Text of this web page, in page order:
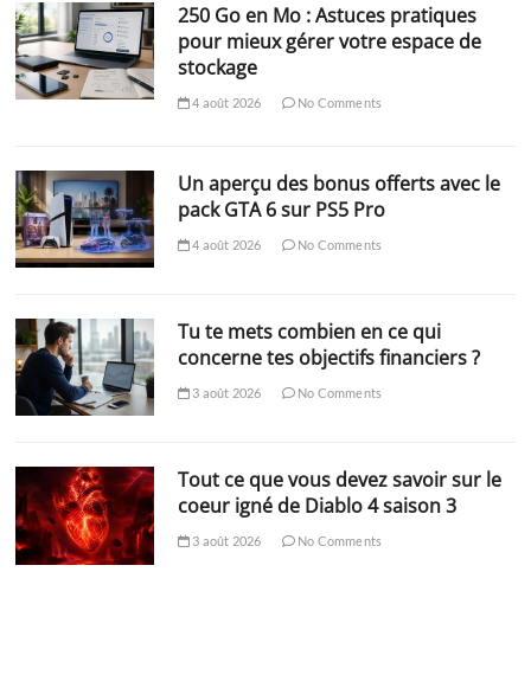
250 Go en Mo : Astuces pratiques
pour mieux gérer votre espace de
stockage
4 août 2026 No Comments
Un aperçu des bonus offerts avec le
pack GTA 6 sur PS5 Pro
4 août 2026 No Comments
Tu te mets combien en ce qui
concerne tes objectifs financiers ?
3 août 2026 No Comments
Tout ce que vous devez savoir sur le
coeur igné de Diablo 4 saison 3
3 août 2026 No Comments